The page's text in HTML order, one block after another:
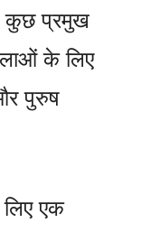
कुछ प्रमुख
के लिए
पुरुष
लिए एक